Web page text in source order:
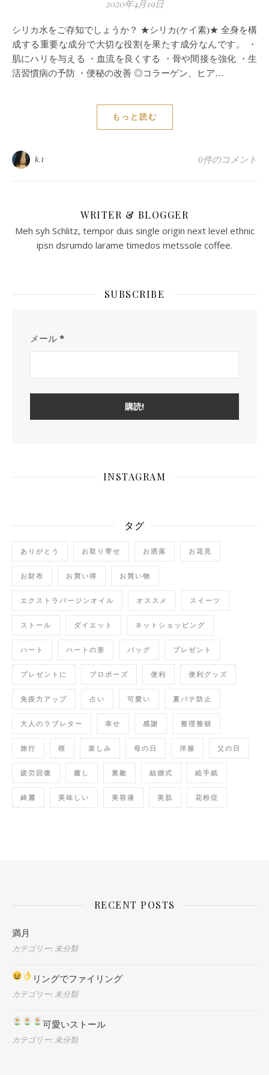
2020年4月19日
シリカ水をご存知でしょうか？ ★シリカ(ケイ素)★ 全身を構
成する重要な成分で大切な役割を果たす成分なんです。 ・
肌にハリを与える ・血流を良くする ・骨や間接を強化 ・生
活習慣病の予防 ・便秘の改善 ◎コラーゲン、ヒア…
もっと読む
k.t 0件のコメント
WRITER & BLOGGER
Meh syh Schlitz, tempor duis single origin next level ethnic
ipsn dsrumdo larame timedos metssole coffee.
SUBSCRIBE
メール *
INSTAGRAM
タグ
ありがとう お取り寄せ お洒落 お花見
お財布 お買い得 お買い物
エクストラバージンオイル オススメ スイーツ
ストール ダイエット ネットショッピング
ハート ハートの形 バッグ プレゼント
プレゼントに プロポーズ 便利 便利グッズ
免疫力アップ 占い 可愛い 夏バテ防止
大人のラブレター 幸せ 感謝 整理整頓
旅行 桜 楽しみ 母の日 洋服 父の日
疲労回復 癒し 素敵 結婚式 絵手紙
綺麗 美味しい 美容液 美肌 花粉症
RECENT POSTS
満月
カテゴリー: 未分類
リングでファイリング
カテゴリー: 未分類
可愛いストール
カテゴリー: 未分類